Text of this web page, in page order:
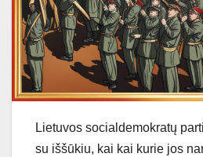
Lietuvos socialdemokratų
su iššūkiu, kai kai kurie jos